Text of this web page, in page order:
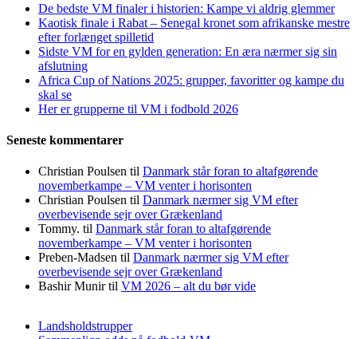
De bedste VM finaler i historien: Kampe vi aldrig glemmer
Kaotisk finale i Rabat – Senegal kronet som afrikanske mestre
efter forlænget spilletid
Sidste VM for en gylden generation: En æra nærmer sig sin
afslutning
Africa Cup of Nations 2025: grupper, favoritter og kampe du
skal se
Her er grupperne til VM i fodbold 2026
Seneste kommentarer
Christian Poulsen til Danmark står foran to altafgørende
novemberkampe – VM venter i horisonten
Christian Poulsen til Danmark nærmer sig VM efter
overbevisende sejr over Grækenland
Tommy. til Danmark står foran to altafgørende
novemberkampe – VM venter i horisonten
Preben-Madsen til Danmark nærmer sig VM efter
overbevisende sejr over Grækenland
Bashir Munirtil VM 2026 – alt du bør vide
Landsholdstrupper